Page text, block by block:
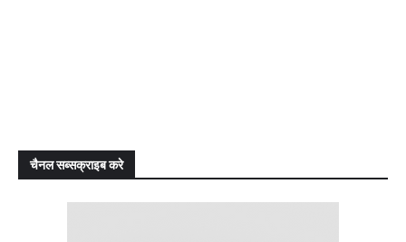
चैनल सब्सक्राइब करे